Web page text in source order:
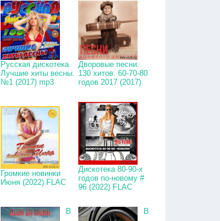
Русская дискотека.
Лучшие хиты весны.
№1 (2017) mp3
Дворовые песни.
130 хитов. 60-70-80
годов 2017 (2017)
Громкие новинки
Июня (2022) FLAC
Дискотека 80-90-х
годов по-новому #
96 (2022) FLAC
В В